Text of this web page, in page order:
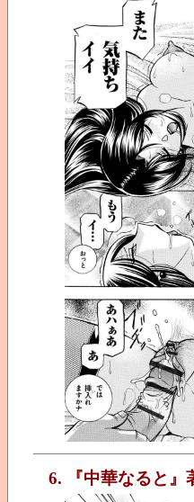
6. 『中華なると』